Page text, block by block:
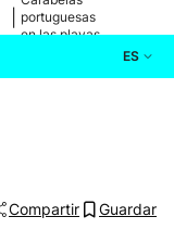
portuguesas
en las playas
ES
Compartir Guardar